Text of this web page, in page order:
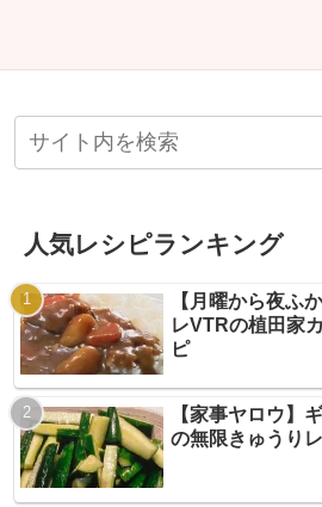
人気レシピランキング
【月曜から夜ふ
レVTRの植田家
ピ
【家事ヤロウ】
の無限きゅうり